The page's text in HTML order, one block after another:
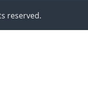
reserved.